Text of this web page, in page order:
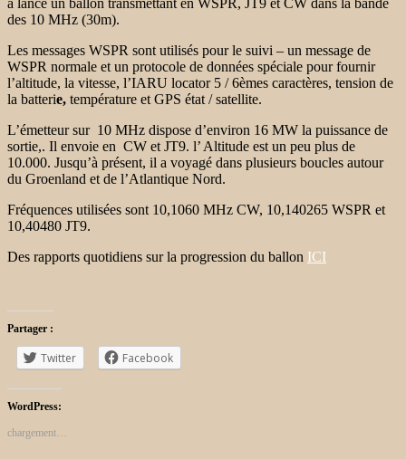
des 10 MHz (30m).
Les messages WSPR sont utilisés pour le suivi – un message de
WSPR normale et un protocole de données spéciale pour fournir
l’altitude, la vitesse, l’IARU locator 5 / 6èmes caractères, tension de
la batterie, température et GPS état / satellite.
L’émetteur sur 10 MHz dispose d’environ 16 MW la puissance de
sortie,. Il envoie en CW et JT9. l’ Altitude est un peu plus de
10.000. Jusqu’à présent, il a voyagé dans plusieurs boucles autour
du Groenland et de l’Atlantique Nord.
Fréquences utilisées sont 10,1060 MHz CW, 10,140265 WSPR et
10,40480 JT9.
Des rapports quotidiens sur la progression du ballon ICI
Partager :
Twitter Facebook
WordPress:
chargement…